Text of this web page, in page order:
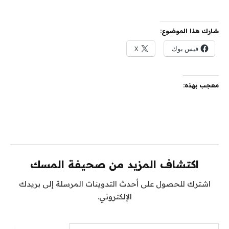
شارك هذا الموضوع:
فيس بوك X
معجب بهذه:
اكتشاف المزيد من صحيفة المسك
اشترك للحصول على أحدث التدوينات المرسلة إلى بريدك
الإلكتروني.
كتابة بريدك الإلكتروني...